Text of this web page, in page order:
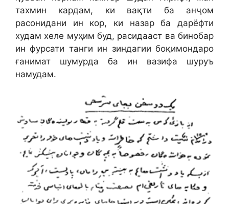
тахмин кардам, ки вақти ба анҷом
расонидани ин кор, ки назар ба дарёфти
худам хеле муҳим буд, расидааст ва бинобар
ин фурсати танги ин зиндагии боқимондаро
ғанимат шумурда ба ин вазифа шуруъ
намудам.